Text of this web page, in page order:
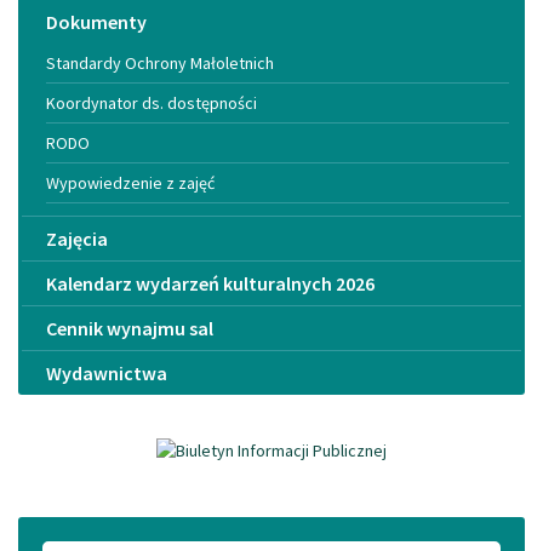
Menu
Dokumenty
Standardy Ochrony Małoletnich
Koordynator ds. dostępności
RODO
Wypowiedzenie z zajęć
Zajęcia
Kalendarz wydarzeń kulturalnych 2026
Cennik wynajmu sal
Wydawnictwa